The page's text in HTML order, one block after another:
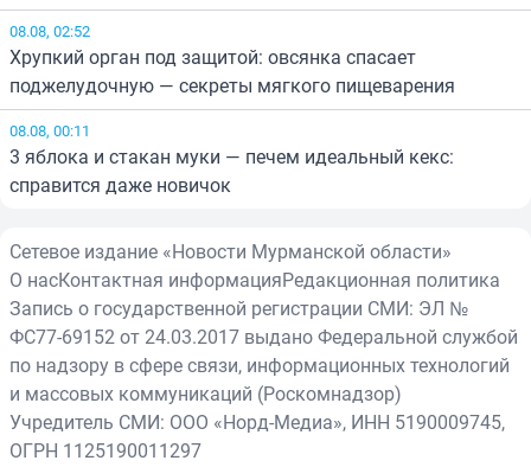
08.08, 02:52
Хрупкий орган под защитой: овсянка спасает
поджелудочную — секреты мягкого пищеварения
08.08, 00:11
3 яблока и стакан муки — печем идеальный кекс:
справится даже новичок
Сетевое издание «Новости Мурманской области»
О насКонтактная информацияРедакционная политика
Запись о государственной регистрации СМИ: ЭЛ №
ФС77-69152 от 24.03.2017 выдано Федеральной службой
по надзору в сфере связи, информационных технологий
и массовых коммуникаций (Роскомнадзор)
Учредитель СМИ: ООО «Норд-Медиа», ИНН 5190009745,
ОГРН 1125190011297